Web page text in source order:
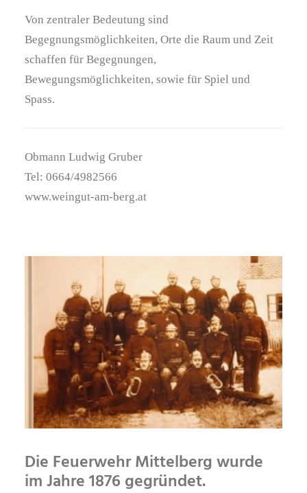
Von zentraler Bedeutung sind
Begegnungsmöglichkeiten, Orte die Raum und Zeit
schaffen für Begegnungen,
Bewegungsmöglichkeiten, sowie für Spiel und
Spass.
Obmann Ludwig Gruber
Tel: 0664/4982566
www.weingut-am-berg.at
Die Feuerwehr Mittelberg wurde
im Jahre 1876 gegründet.